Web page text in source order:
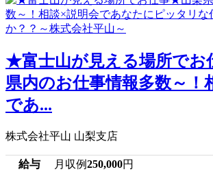
★富士山が見える場所で
県内のお仕事情報多数～！
であ...
株式会社平山 山梨支店
給与 月収例250,000円